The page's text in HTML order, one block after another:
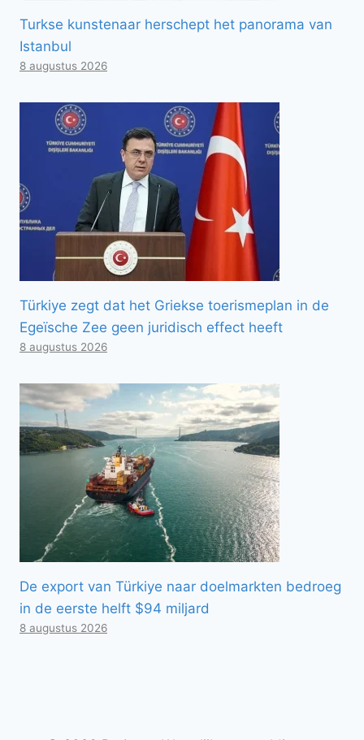
Turkse kunstenaar herschept het panorama van
Istanbul
8 augustus 2026
Türkiye zegt dat het Griekse toerismeplan in de
Egeïsche Zee geen juridisch effect heeft
8 augustus 2026
De export van Türkiye naar doelmarkten bedroeg
in de eerste helft $94 miljard
8 augustus 2026